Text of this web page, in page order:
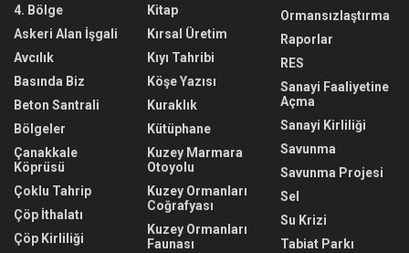
4. Bölge
Askeri Alan İşgali
Avcılık
Basında Biz
Beton Santrali
Bölgeler
Çanakkale
Köprüsü
Çoklu Tahrip
Çöp İthalatı
Çöp Kirliliği
Kitap
Kırsal Üretim
Kıyı Tahribi
Köşe Yazısı
Kuraklık
Kütüphane
Kuzey Marmara
Otoyolu
Kuzey Ormanları
Coğrafyası
Kuzey Ormanları
Faunası
Ormansızlaştırma
Raporlar
RES
Sanayi Faaliyetine
Açma
Sanayi Kirliliği
Savunma
Savunma Projesi
Sel
Su Krizi
Tabiat Parkı